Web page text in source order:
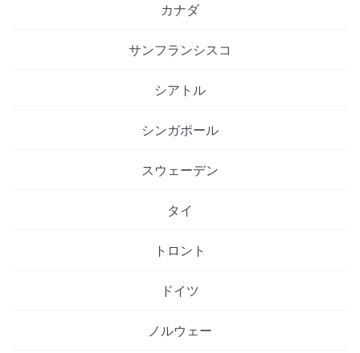
カナダ
サンフランシスコ
シアトル
シンガポール
スウェーデン
タイ
トロント
ドイツ
ノルウェー